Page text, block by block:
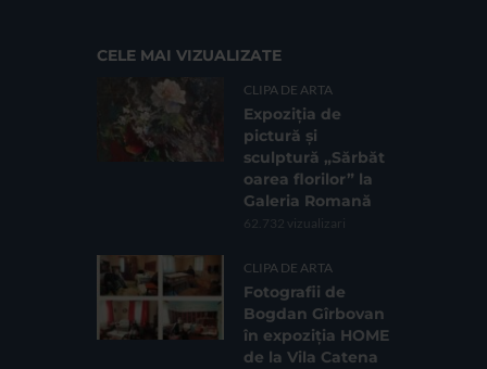
CELE MAI VIZUALIZATE
CLIPA DE ARTA
Expoziția de
pictură și
sculptură „Sărbăt
oarea florilor” la
Galeria Romană
62.732 vizualizari
CLIPA DE ARTA
Fotografii de
Bogdan Gîrbovan
în expoziția HOME
de la Vila Catena